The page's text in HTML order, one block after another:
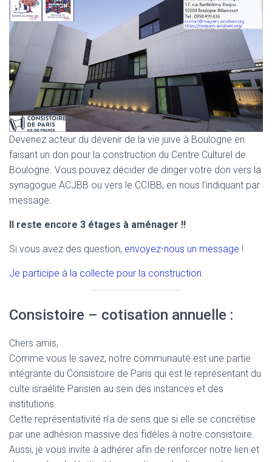
Devenez acteur du devenir de la vie juive à Boulogne en
faisant un don pour la construction du Centre Culturel de
Boulogne. Vous pouvez décider de diriger votre don vers la
synagogue ACJBB ou vers le CCIBB, en nous l’indiquant par
message.
Il reste encore 3 étages à aménager !!
Si vous avez des question, envoyez-nous un message !
Je participe à la collecte pour la construction.
Consistoire – cotisation annuelle :
Chers amis,
Comme vous le savez, notre communauté est une partie
intégrante du Consistoire de Paris qui est le représentant du
culte israélite Parisien au sein des instances et des
institutions.
Cette représentativité n’a de sens que si elle se concrétise
par une adhésion massive des fidèles à notre consistoire.
Aussi, je vous invite à adhérer afin de renforcer notre lien et